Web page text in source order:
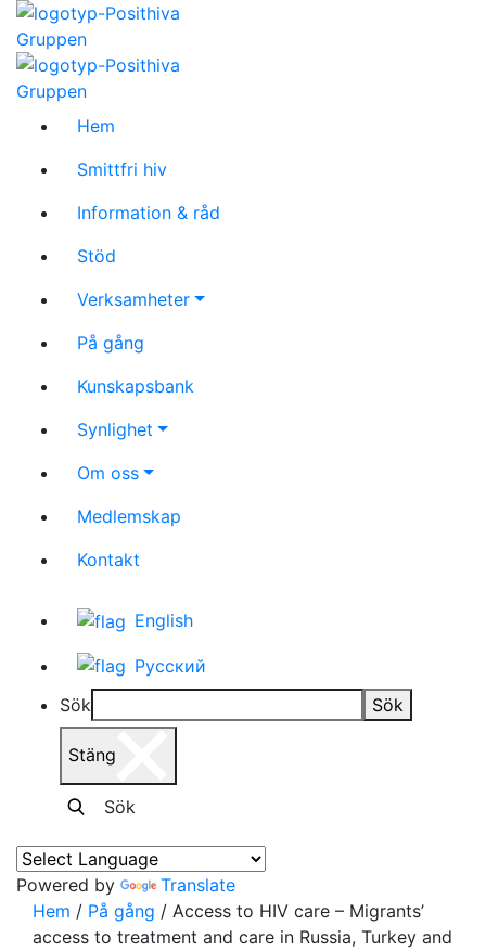
Hem
Smittfri hiv
Information & råd
Stöd
Verksamheter
På gång
Kunskapsbank
Synlighet
Om oss
Medlemskap
Kontakt
English
Русский
Sök
Sök
Stäng
Sök
Powered by
Translate
Hem / På gång / Access to HIV care – Migrants’
access to treatment and care in Russia, Turkey and